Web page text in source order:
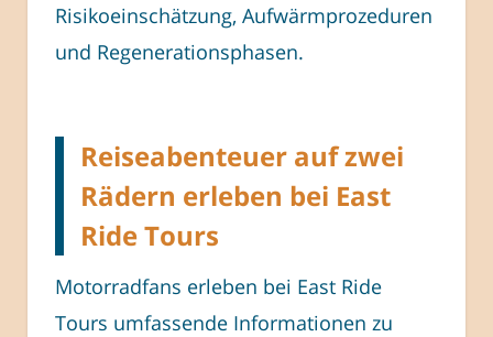
Risikoeinschätzung, Aufwärmprozeduren
und Regenerationsphasen.
Reiseabenteuer auf zwei
Rädern erleben bei East
Ride Tours
Motorradfans erleben bei East Ride
Tours umfassende Informationen zu